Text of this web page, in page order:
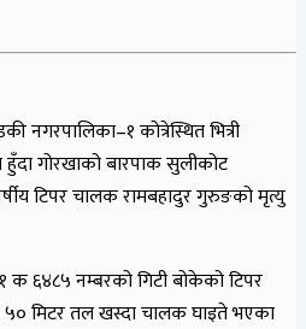
नगरपालिका–१ कोत्रेस्थित भित्री
गोरखाको बारपाक सुलीकोट
टिपर चालक रामबहादुर गुरुङको मृत्यु
क ६४८५ नम्बरको गिटी बोकेको टिपर
५० मिटर तल खस्दा चालक घाइते भएका